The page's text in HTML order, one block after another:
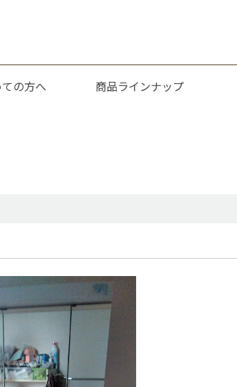
の方へ 商品ラインナップ